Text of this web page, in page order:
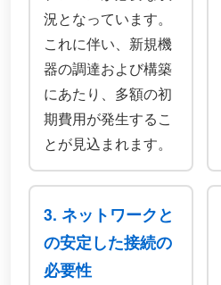
況となっています。
これに伴い、新規機
器の調達および構築
にあたり、多額の初
期費用が発生するこ
とが見込まれます。
3. ネットワークと
の安定した接続の
必要性